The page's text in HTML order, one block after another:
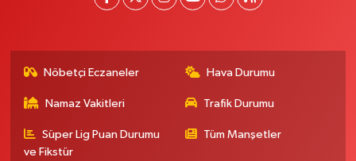
Nöbetçi Eczaneler Hava Durumu
Namaz Vakitleri Trafik Durumu
Süper Lig Puan Durumu
ve Fikstür
Tüm Manşetler